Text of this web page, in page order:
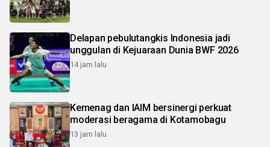
Delapan pebulutangkis Indonesia jadi
unggulan di Kejuaraan Dunia BWF 2026
14 jam lalu
Kemenag dan IAIM bersinergi perkuat
moderasi beragama di Kotamobagu
13 jam lalu